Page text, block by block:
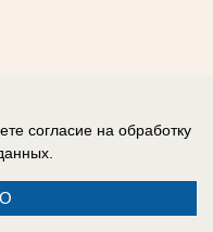
согласие на обработку